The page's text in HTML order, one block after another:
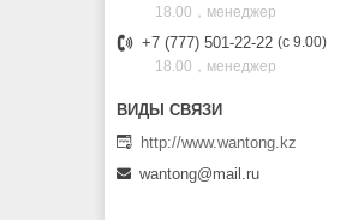
18.00，менеджер
+7 (777) 501-22-22 с 9.00
18.00，менеджер
http://www.wantong.kz
wantong@mail.ru